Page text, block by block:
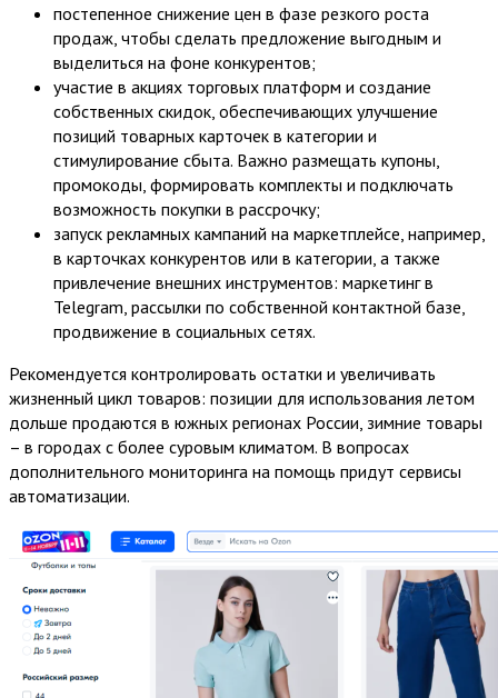
постепенное снижение цен в фазе резкого роста
продаж, чтобы сделать предложение выгодным и
выделиться на фоне конкурентов;
участие в акциях торговых платформ и создание
собственных скидок, обеспечивающих улучшение
позиций товарных карточек в категории и
стимулирование сбыта. Важно размещать купоны,
промокоды, формировать комплекты и подключать
возможность покупки в рассрочку;
запуск рекламных кампаний на маркетплейсе, например,
в карточках конкурентов или в категории, а также
привлечение внешних инструментов: маркетинг в
Telegram, рассылки по собственной контактной базе,
продвижение в социальных сетях.
Рекомендуется контролировать остатки и увеличивать
жизненный цикл товаров: позиции для использования летом
дольше продаются в южных регионах России, зимние товары
– в городах с более суровым климатом. В вопросах
дополнительного мониторинга на помощь придут сервисы
автоматизации.